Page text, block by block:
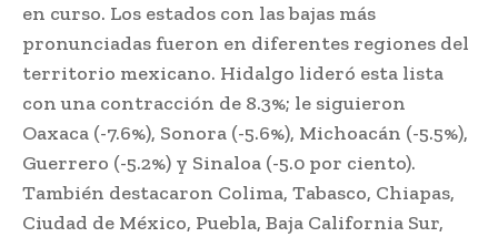
en curso. Los estados con las bajas más
pronunciadas fueron en diferentes regiones del
territorio mexicano. Hidalgo lideró esta lista
con una contracción de 8.3%; le siguieron
Oaxaca (-7.6%), Sonora (-5.6%), Michoacán (-5.5%),
Guerrero (-5.2%) y Sinaloa (-5.0 por ciento).
También destacaron Colima, Tabasco, Chiapas,
Ciudad de México, Puebla, Baja California Sur,